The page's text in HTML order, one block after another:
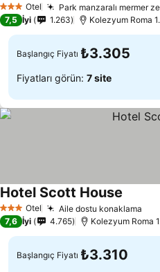
3 YıldızOtel Park manzaralı mermer
7,5 İyi 1.263 Kolezyum Roma
Başlangıç Fiyatı ₺3.305
Fiyatları görün: 7 site
3 YıldızOtel Aile dostu konaklama
Hotel Scott House
7,6 İyi 4.765 Kolezyum Roma
Başlangıç Fiyatı ₺3.310